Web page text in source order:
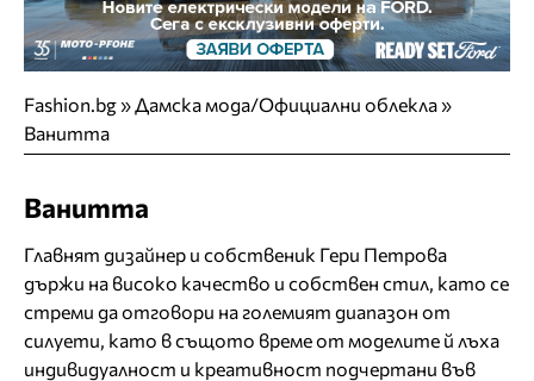
Fashion.bg»Дамска мода/Официални облекла»
Ванитта
Ванитта
Главнят дизайнер и собственик Гери Петрова
държи на високо качество и собствен стил, като се
стреми да отговори на големият диапазон от
силуети, като в същото време от моделите й лъха
индивидуалност и креативност подчертани във